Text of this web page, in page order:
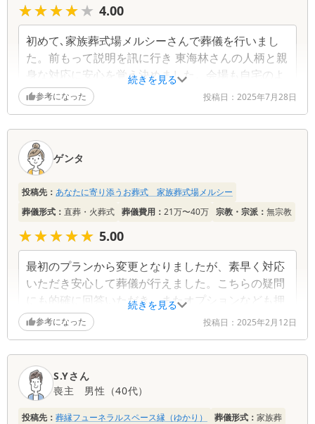
続きを見る
★★★★★
★★★★★ 4.00
初めて､家族葬式場メルシーさんで葬儀を行いまし
た。前もって説明を訊に行き 東海林さんの人柄と親
身な対応に安心を覚え決めました。会場も自宅のよ
うに使用出来ストレス無く無事に母を見送る事が出
来ました。ありがとうございました。 また、その後
の分からない事などあれば 連絡くださいとのお気遣
いも頂き 重ねてお礼申し上げます。
参考になった 投稿日： 2025年7月28日
続きを見る
ゲンタ
投稿先： あなたに寄り添うお葬式 家族葬式場メルシー
葬儀形式： 直葬・火葬式 葬儀費用： 21万〜40万 宗教・宗派： 無宗教
★★★★★
★★★★★ 5.00
最初のプランから変更となりましたが、素早く対応
いただき安心して葬儀が行えました。こちらの疑問
にも的確に回答いただき、またオプションなども押
し売りすることなく、逆にこれは必要ないとアドバ
イスしていただき、信頼できる葬儀社だと思いまし
た。
参考になった 投稿日： 2025年2月12日
S.Yさん
喪主
男性 （40代）
投稿先： 葬縁フューネラルスペース縁（ゆかり） 葬儀形式： 家族葬